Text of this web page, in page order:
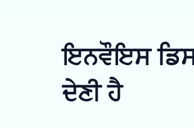
ਇਨਵੌਇਸ
ਦੇਣੀ ਹੈ